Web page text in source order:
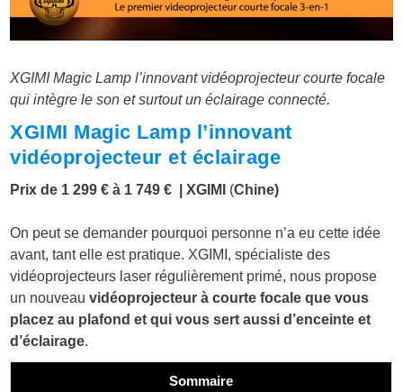
XGIMI Magic Lamp l’innovant vidéoprojecteur courte focale
qui intègre le son et surtout un éclairage connecté.
XGIMI Magic Lamp l’innovant
vidéoprojecteur et éclairage
Prix de 1 299 € à 1 749 € | XGIMI (Chine)
On peut se demander pourquoi personne n’a eu cette idée
avant, tant elle est pratique. XGIMI, spécialiste des
vidéoprojecteurs laser régulièrement primé, nous propose
un nouveauvidéoprojecteur à courte focale que vous
placez au plafond et qui vous sert aussi d’enceinte et
d’éclairage.
Sommaire